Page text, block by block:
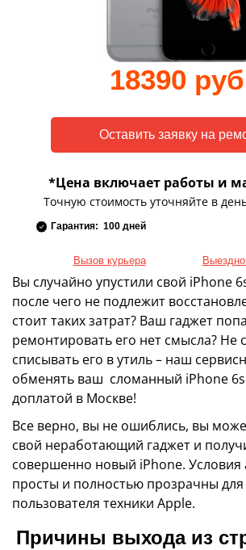
18390
*Цена включает работы и
Точную стоимость уточняйте в
Гарантия: 100 дней
Вызов курьера
Вы случайно упустили свой iPhone
после чего не подлежит
стоит таких затрат? Ваш гаджет
ремонтировать его нет смысла? Не
списывать его в утиль – наш
обменять ваш сломанный iPhone
доплатой в Москве!
Все верно, вы не ошиблись, вы
свой неработающий гаджет и
совершенно новый iPhone. Условия
просты и полностью прозрачны
пользователя техники Apple.
Причины выхода из